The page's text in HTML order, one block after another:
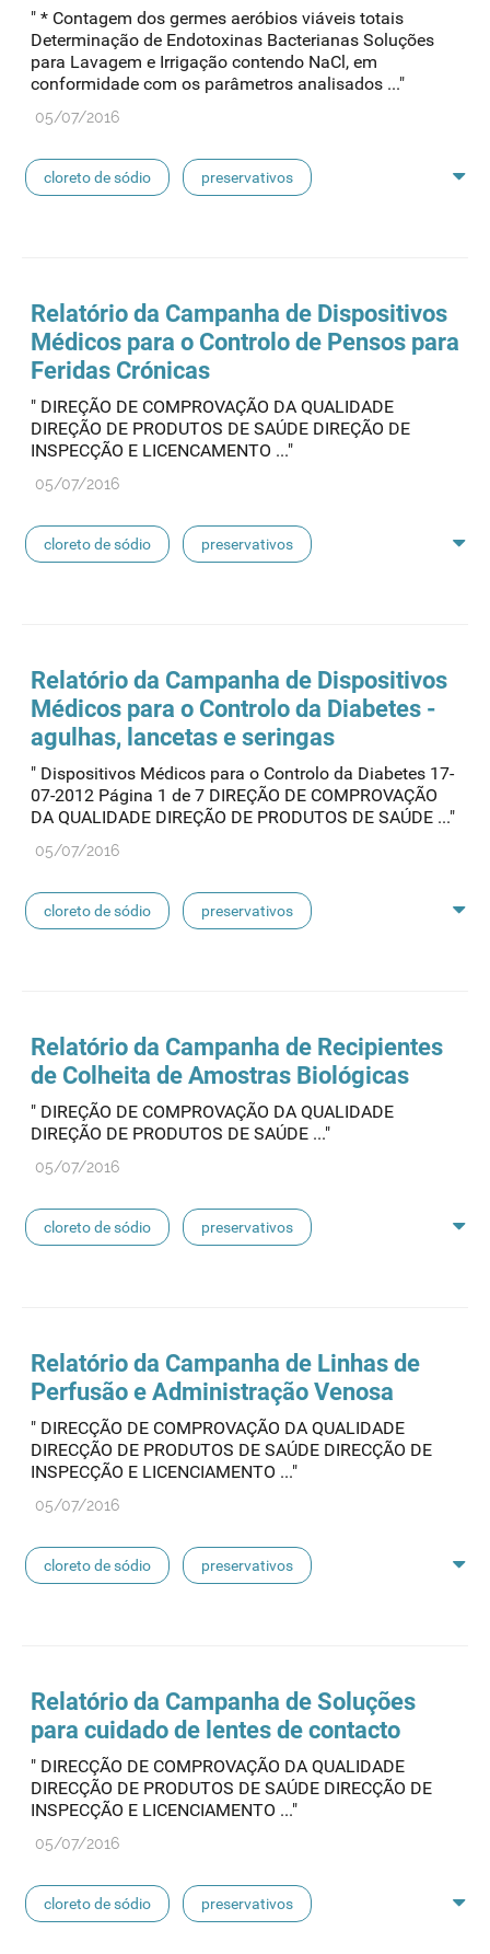
concentrados de hemodiálise lavagem nasal
linhas de perfusão desinfetantes
" * Contagem dos germes aeróbios viáveis totais
Determinação de Endotoxinas Bacterianas Soluções
para Lavagem e Irrigação contendo NaCl, em
conformidade com os parâmetros analisados ..."
05/07/2016
cloreto de sódio preservativos
pensos lancetas luvas cirúrgicas
concentrados de hemodiálise lavagem nasal
linhas de perfusão
Relatório da Campanha de Dispositivos
Médicos para o Controlo de Pensos para
Feridas Crónicas
" DIREÇÃO DE COMPROVAÇÃO DA QUALIDADE
DIREÇÃO DE PRODUTOS DE SAÚDE DIREÇÃO DE
INSPECÇÃO E LICENCAMENTO ..."
05/07/2016
cloreto de sódio preservativos
pensos lancetas luvas cirúrgicas
concentrados de hemodiálise lavagem nasal
linhas de perfusão
Relatório da Campanha de Dispositivos
Médicos para o Controlo da Diabetes -
agulhas, lancetas e seringas
" Dispositivos Médicos para o Controlo da Diabetes 17-
07-2012 Página 1 de 7 DIREÇÃO DE COMPROVAÇÃO
DA QUALIDADE DIREÇÃO DE PRODUTOS DE SAÚDE ..."
05/07/2016
cloreto de sódio preservativos
pensos lancetas luvas cirúrgicas
concentrados de hemodiálise
linhas de perfusão desinfetantes
Relatório da Campanha de Recipientes
de Colheita de Amostras Biológicas
" DIREÇÃO DE COMPROVAÇÃO DA QUALIDADE
DIREÇÃO DE PRODUTOS DE SAÚDE ..."
05/07/2016
cloreto de sódio preservativos
pensos lancetas luvas cirúrgicas
concentrados de hemodiálise lavagem nasal
Relatório da Campanha de Linhas de
Perfusão e Administração Venosa
" DIRECÇÃO DE COMPROVAÇÃO DA QUALIDADE
DIRECÇÃO DE PRODUTOS DE SAÚDE DIRECÇÃO DE
INSPECÇÃO E LICENCIAMENTO ..."
05/07/2016
cloreto de sódio preservativos
pensos lancetas luvas cirúrgicas
concentrados de hemodiálise lavagem nasal
Relatório da Campanha de Soluções
para cuidado de lentes de contacto
" DIRECÇÃO DE COMPROVAÇÃO DA QUALIDADE
DIRECÇÃO DE PRODUTOS DE SAÚDE DIRECÇÃO DE
INSPECÇÃO E LICENCIAMENTO ..."
05/07/2016
cloreto de sódio preservativos